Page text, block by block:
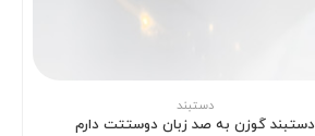
دستبند
دستبند گوزن به صد زبان دوستتت دارم